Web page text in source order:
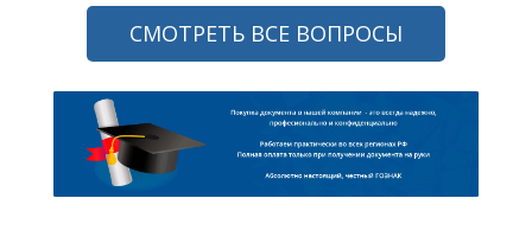
СМОТРЕТЬ ВСЕ ВОПРОСЫ